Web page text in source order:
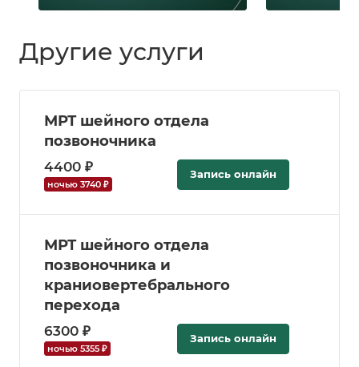
Другие услуги
МРТ шейного отдела
позвоночника
4400 ₽
ночью 3740 ₽
Запись онлайн
МРТ шейного отдела
позвоночника и
краниовертебрального
перехода
6300 ₽
ночью 5355 ₽
Запись онлайн